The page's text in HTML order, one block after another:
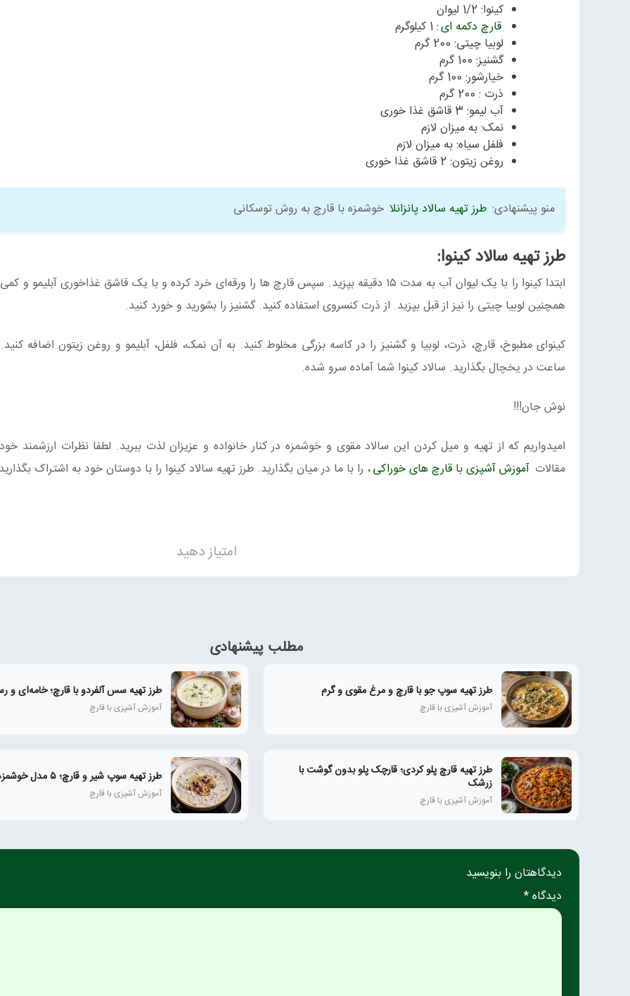
کینوا: 1/2 لیوان
قارچ دکمه ای: 1 کیلوگرم
لوبیا چیتی: 200 گرم
گشنیز: 100 گرم
خیارشور: 100 گرم
ذرت : 200 گرم
آب لیمو: 3 قاشق غذا خوری
نمک: به میزان لازم
فلفل سیاه: به میزان لازم
روغن زیتون: 2 قاشق غذا خوری
منو پیشنهادی: طرز تهیه سالاد پانزانلا خوشمزه با قارچ به روش توسکانی
طرز تهیه سالاد کینوا:
ابتدا کینوا را با یک لیوان آب به مدت ۱۵ دقیقه بپزید. سپس قارچ‌ ها را ورقه‌ای خرد کرده و با یک قاشق غذاخوری
همچنین لوبیا چیتی را نیز از قبل بپزید. از ذرت کنسروی استفاده کنید. گشنیز را بشورید و خورد کنید.
کینوای مطبوخ، قارچ، ذرت، لوبیا و گشنیز را در کاسه بزرگی مخلوط کنید. به آن نمک، فلفل، آبلیمو و روغن زیتون اضافه
ساعت در یخچال بگذارید. سالاد کینوا شما آماده سرو شده.
نوش جان!!!
امیدواریم که از تهیه و میل کردن این سالاد مقوی و خوشمزه در کنار خانواده و عزیزان لذت ببرید. لطفا نظرات ارزشمند خود
مقالات آموزش آشپزی با قارچ های خوراکی، را با ما در میان بگذارید. طرز تهیه سالاد کینوا را با دوستان خود به اشتراک
امتیاز دهید
مطلب پیشنهادی
طرز تهیه سوپ جو با قارچ و مرغ مقوی و گرم
آموزش آشپزی با قارچ
طرز تهیه سس آلفردو با قارچ؛ خامه‌ای و
آموزش آشپزی با قارچ
طرز تهیه قارچ پلو کردی؛ قارچک پلو بدون گوشت با
زرشک
آموزش آشپزی با قارچ
طرز تهیه سوپ شیر و قارچ؛ ۵ مدل خوشمزه و رستورانی
آموزش آشپزی با قارچ
دیدگاهتان را بنویسید
دیدگاه *